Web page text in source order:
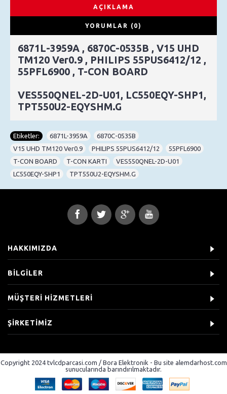
AÇIKLAMA
YORUMLAR (0)
6871L-3959A , 6870C-0535B , V15 UHD
TM120 Ver0.9 , PHILIPS 55PUS6412/12 ,
55PFL6900 , T-CON BOARD
VES550QNEL-2D-U01, LC550EQY-SHP1,
TPT550U2-EQYSHM.G
Etiketler: 6871L-3959A 6870C-0535B
V15 UHD TM120 Ver0.9
PHILIPS 55PUS6412/12 55PFL6900
T-CON BOARD
T-CON KARTI VES550QNEL-2D-U01
LC550EQY-SHP1
TPT550U2-EQYSHM.G
HAKKIMIZDA
BİLGİLER
MÜŞTERİ HİZMETLERİ
ŞİRKETİMİZ
Copyright 2024 tvlcdparcasi.com / Bora Elektronik - Bu site alemdarhost.com
sunucularında barındırılmaktadır.